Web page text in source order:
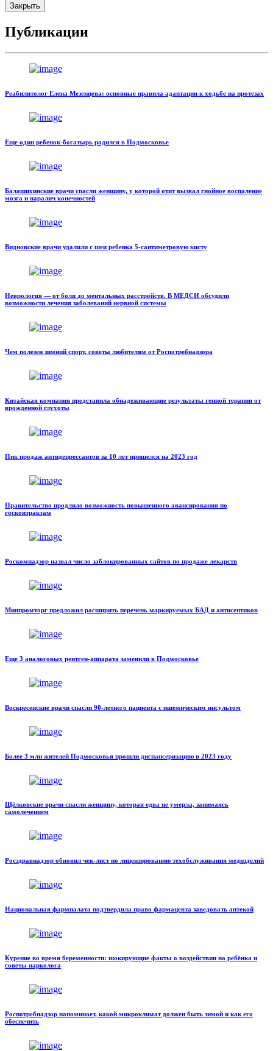
Закрыть
Публикации
Реабилитолог Елена Мезенцева: основные правила адаптации к ходьбе на протезах
Еще один ребенок-богатырь родился в Подмосковье
Балашихинские врачи спасли женщину, у которой отит вызвал гнойное воспаление
мозга и паралич конечностей
Видновские врачи удалили с шеи ребенка 5-сантиметровую кисту
Неврология — от боли до ментальных расстройств. В МЕДСИ обсудили
возможности лечения заболеваний нервной системы
Чем полезен зимний спорт, советы любителям от Роспотребнадзора
Китайская компания представила обнадеживающие результаты генной терапии от
врожденной глухоты
Пик продаж антидепрессантов за 10 лет пришелся на 2023 год
Правительство продлило возможность повышенного авансирования по
госконтрактам
Роскомнадзор назвал число заблокированных сайтов по продаже лекарств
Минпромторг предложил расширить перечень маркируемых БАД и антисептиков
Еще 3 аналоговых рентген-аппарата заменили в Подмосковье
Воскресенские врачи спасли 90-летнего пациента с ишемическим инсультом
Более 3 млн жителей Подмосковья прошли диспансеризацию в 2023 году
Щёлковские врачи спасли женщину, которая едва не умерла, занимаясь
самолечением
Росздравнадзор обновил чек-лист по лицензированию техобслуживания медизделий
Национальная фармпалата подтвердила право фармацевта заведовать аптекой
Курение во время беременности: шокирующие факты о воздействии на ребёнка и
советы нарколога
Роспотребнадзор напоминает, какой микроклимат должен быть зимой и как его
обеспечить